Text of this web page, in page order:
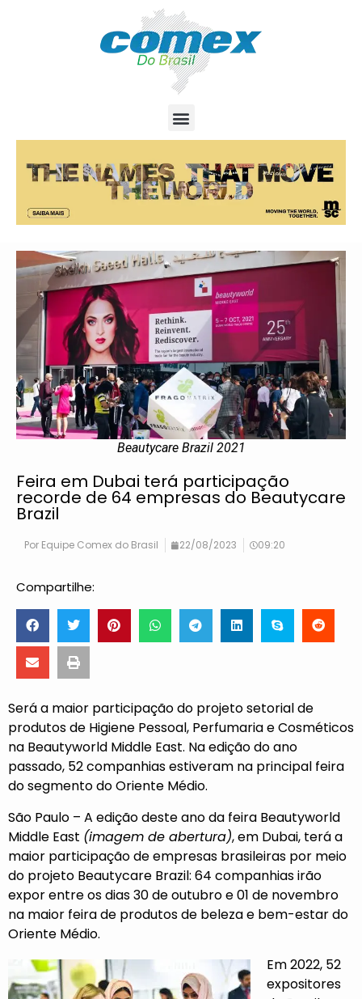
Beautycare Brazil 2021
Feira em Dubai terá participação
recorde de 64 empresas do Beautycare
Brazil
Por Equipe Comex do Brasil 22/08/2023 09:20
Compartilhe:
Será a maior participação do projeto setorial de
produtos de Higiene Pessoal, Perfumaria e Cosméticos
na Beautyworld Middle East. Na edição do ano
passado, 52 companhias estiveram na principal feira
do segmento do Oriente Médio.
São Paulo – A edição deste ano da feira Beautyworld
Middle East (imagem de abertura), em Dubai, terá a
maior participação de empresas brasileiras por meio
do projeto Beautycare Brazil: 64 companhias irão
expor entre os dias 30 de outubro e 01 de novembro
na maior feira de produtos de beleza e bem-estar do
Oriente Médio.
Em 2022, 52
expositores